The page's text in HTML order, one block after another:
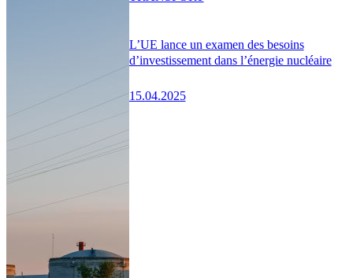
L’UE lance un examen des besoins
d’investissement dans l’énergie nucléaire
15.04.2025